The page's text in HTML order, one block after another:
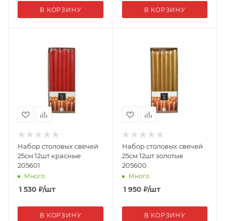
В КОРЗИНУ В КОРЗИНУ
Набор столовых свечей
25см 12шт красные
205601
Много
1 530 ₽/шт
В КОРЗИНУ
Набор столовых свечей
25см 12шт золотые
205600
Много
1 950 ₽/шт
В КОРЗИНУ